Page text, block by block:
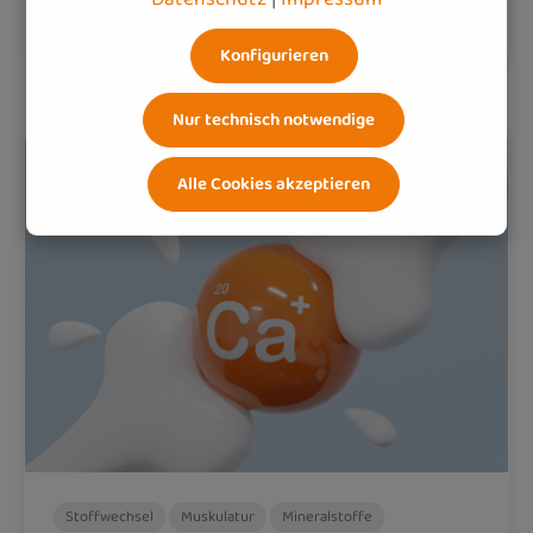
Weiterlesen
Stoffwechsel Muskulatur Mineralstoffe
Nur technisch notwendige
Konfigurieren
Alle Cookies akzeptieren